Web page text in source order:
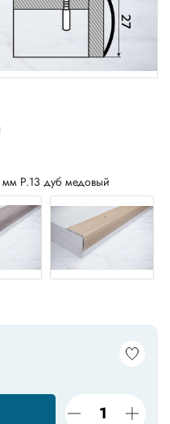
мм Р.13 дуб медовый